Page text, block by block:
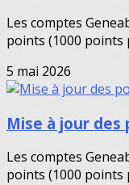
Les comptes
points (1000 points
5 mai 2026
Mise à jour des
Les comptes
points (1000 points